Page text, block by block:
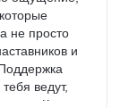
не просто
и
ведут,
Курс